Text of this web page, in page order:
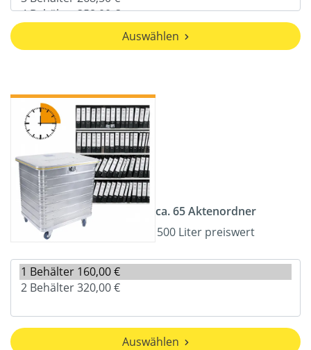
Auswählen
ca. 65 Aktenordner
500 Liter preiswert
Auswählen